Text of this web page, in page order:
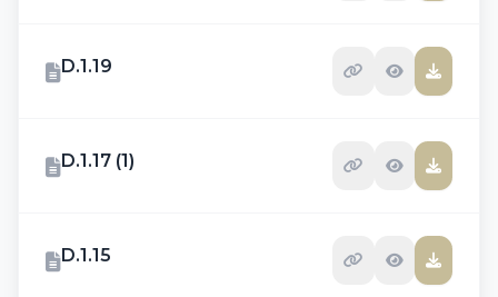
D.1.19
D.1.17 (1)
D.1.15